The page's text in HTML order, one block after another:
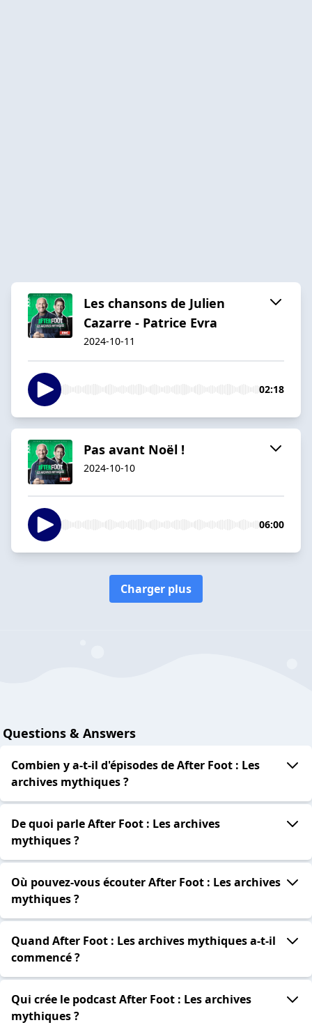
Les chansons de Julien
Cazarre - Patrice Evra
2024-10-11
02:18
Pas avant Noël !
2024-10-10
06:00
Charger plus
Questions & Answers
Combien y a-t-il d'épisodes de After Foot : Les
archives mythiques ?
De quoi parle After Foot : Les archives
mythiques ?
Où pouvez-vous écouter After Foot : Les archives
mythiques ?
Quand After Foot : Les archives mythiques a-t-il
commencé ?
Qui crée le podcast After Foot : Les archives
mythiques ?